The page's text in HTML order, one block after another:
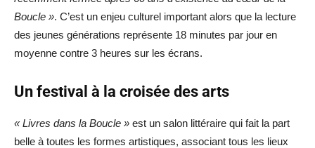
Boucle ». C’est un enjeu culturel important alors que la lecture
des jeunes générations représente 18 minutes par jour en
moyenne contre 3 heures sur les écrans.
Un festival à la croisée des arts
« Livres dans la Boucle » est un salon littéraire qui fait la part
belle à toutes les formes artistiques, associant tous les lieux